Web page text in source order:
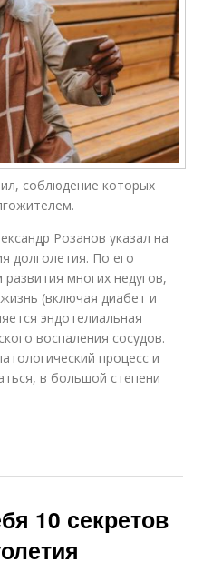
соблюдение которых
Розанов указал на
долголетия. По его
многих недугов,
(включая диабет и
эндотелиальная
воспаления сосудов.
процесс и
в большой степени
10 секретов